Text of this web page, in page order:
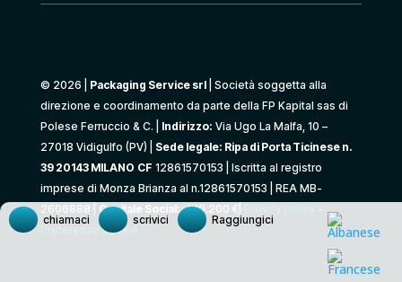
© 2026 | Packaging Service srl| Società soggetta alla
direzione e coordinamento da parte della FP Kapital sas di
Polese Ferruccio & C. | Indirizzo: Via Ugo La Malfa, 10 –
27018 Vidigulfo (PV) | Sede legale: Ripa di Porta Ticinese n.
39 20143 MILANO CF 12861570153 | Iscritta al registro
imprese di Monza Brianza al n.12861570153 | REA MB-
2606888 | Capitale Social:: 510.200 €|
-
Preferenze cookie
chiamaci scrivici Raggiungici